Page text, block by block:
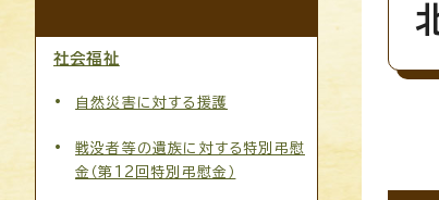
社会福祉
自然災害に対する援護
戦没者等の遺族に対する特別弔慰
金（第12回特別弔慰金）